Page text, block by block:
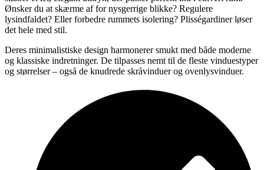
Ønsker du at skærme af for nysgerrige blikke? Regulere
lysindfaldet? Eller forbedre rummets isolering? Plisségardiner løser
det hele med stil.
Deres minimalistiske design harmonerer smukt med både moderne
og klassiske indretninger. De tilpasses nemt til de fleste vinduestyper
og størrelser – også de knudrede skråvinduer og ovenlysvinduer.